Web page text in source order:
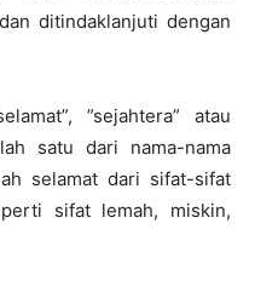
ditindaklanjuti dengan
”sejahtera” atau
satu dari nama-nama
selamat dari sifat-sifat
sifat lemah, miskin,